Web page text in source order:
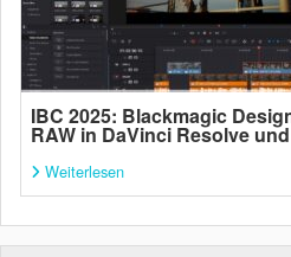
IBC 2025: Blackmagic
RAW in DaVinci Resolve
Weiterlesen